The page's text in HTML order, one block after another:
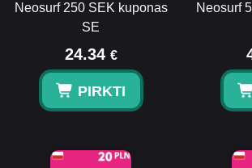
Neosurf 250 SEK kuponas
SE
24.34 €
PIRKTI
Neosurf